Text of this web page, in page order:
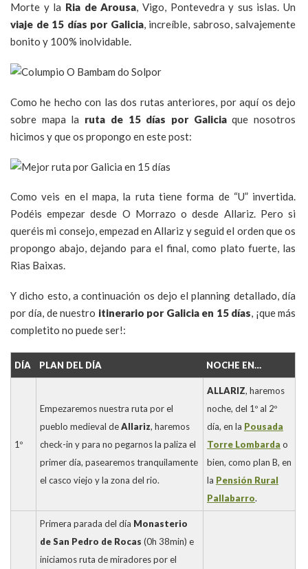
Morte y la Ria de Arousa, Vigo, Pontevedra y sus islas. Un
viaje de 15 días por Galicia, increíble, sabroso, salvajemente
bonito y 100% inolvidable.
Como he hecho con las dos rutas anteriores, por aquí os dejo
sobre mapa la ruta de 15 días por Galiciaque nosotros
hicimos y que os propongo en este post:
Como veis en el mapa, la ruta tiene forma de “U” invertida.
Podéis empezar desde O Morrazo o desde Allariz. Pero si
queréis mi consejo, empezad en Allariz y seguid el orden que os
propongo abajo, dejando para el final, como plato fuerte, las
Rias Baixas.
Y dicho esto, a continuación os dejo el planning detallado, día
por día, de nuestro itinerario por Galicia en 15 días, ¡que más
completito no puede ser!:
DÍA PLAN DEL DÍA NOCHE EN…
1º
Empezaremos nuestra ruta por el
pueblo medieval deAllariz, haremos
check-in y para no pegarnos la paliza el
primer día, pasearemos tranquilamente
el casco viejo y la zona del rio.
ALLARIZ, haremos
noche, del 1º al 2º
día, en la Pousada
Torre Lombarda o
bien, como plan B, en
la Pensión Rural
Pallabarro.
Primera parada del día Monasterio
de San Pedro de Rocas (0h 38min) e
iniciamos ruta de miradores por el